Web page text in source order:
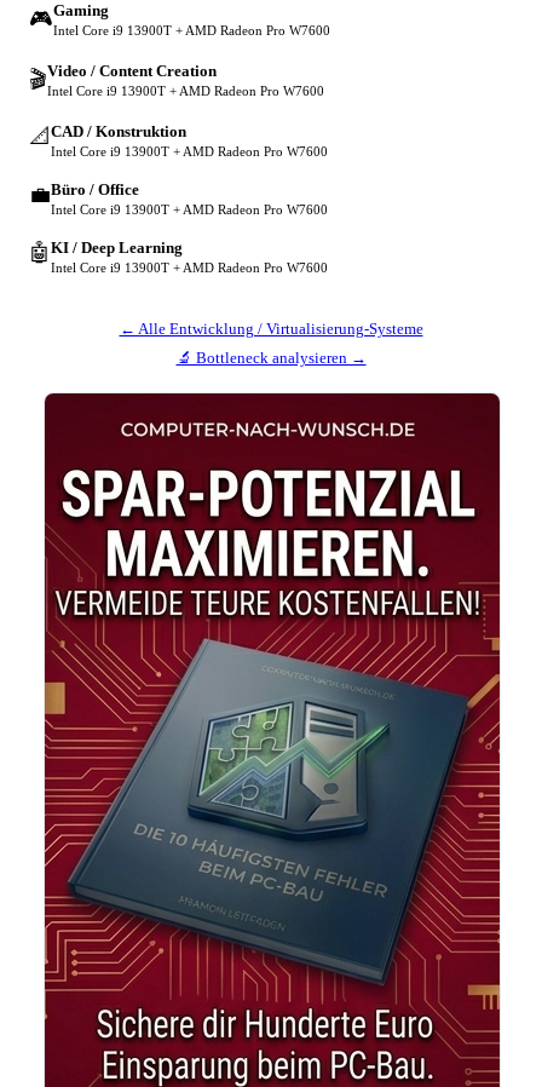
🎮Gaming
Intel Core i9 13900T + AMD Radeon Pro W7600
🎬Video / Content Creation
Intel Core i9 13900T + AMD Radeon Pro W7600
📐 CAD / Konstruktion
Intel Core i9 13900T + AMD Radeon Pro W7600
💼Büro / Office
Intel Core i9 13900T + AMD Radeon Pro W7600
🤖 KI / Deep Learning
Intel Core i9 13900T + AMD Radeon Pro W7600
← Alle Entwicklung / Virtualisierung-Systeme
🔬 Bottleneck analysieren →